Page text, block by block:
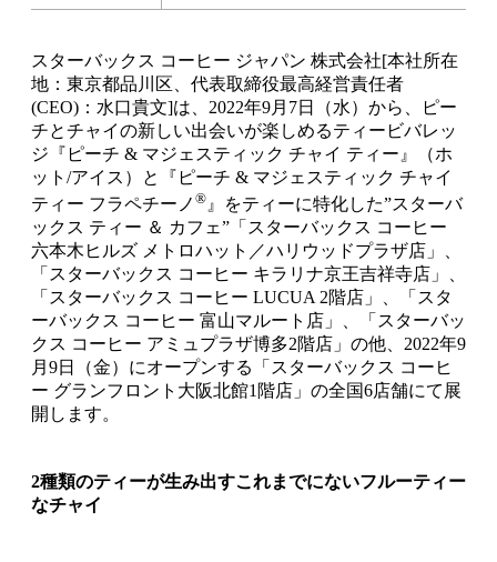
スターバックス コーヒー ジャパン 株式会社[本社所在
地：東京都品川区、代表取締役最高経営責任者
(CEO)：水口貴文]は、2022年9月7日（水）から、ピー
チとチャイの新しい出会いが楽しめるティービバレッ
ジ『ピーチ & マジェスティック チャイ ティー』（ホ
ット/アイス）と『ピーチ & マジェスティック チャイ
ティー フラペチーノ ® 』をティーに特化した”スターバ
ックス ティー ＆ カフェ”「スターバックス コーヒー
六本木ヒルズ メトロハット／ハリウッドプラザ店」、
「スターバックス コーヒー キラリナ京王吉祥寺店」、
「スターバックス コーヒー LUCUA 2階店」、「スタ
ーバックス コーヒー 富山マルート店」、「スターバッ
クス コーヒー アミュプラザ博多2階店」の他、2022年9
月9日（金）にオープンする「スターバックス コーヒ
ー グランフロント大阪北館1階店」の全国6店舗にて展
開します。
2種類のティーが生み出すこれまでにないフルーティー
なチャイ